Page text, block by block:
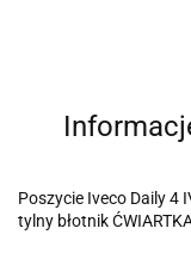
Poszycie Iveco Daily 4
tylny błotnik